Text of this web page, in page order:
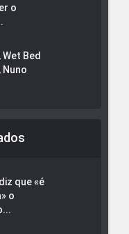
o
Bed
Nuno
que «é
o